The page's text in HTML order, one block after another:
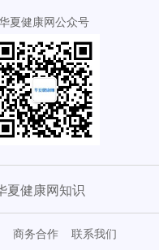
夏健康网公众号
夏健康网知识
商务合作 联系我们